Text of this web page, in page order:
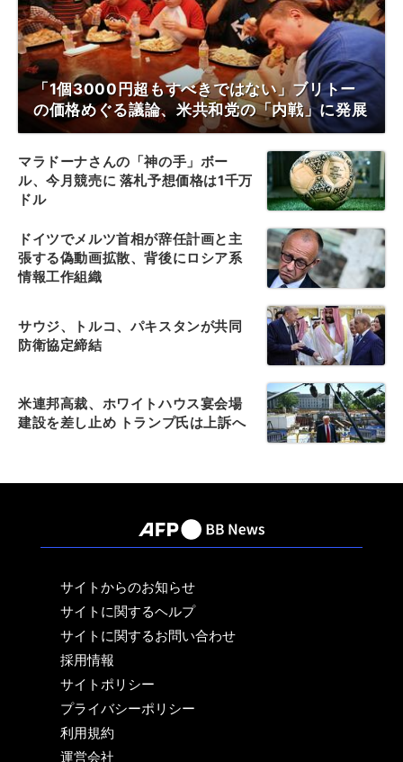
「1個3000円超もすべきではない」ブリトー
の価格めぐる議論、米共和党の「内戦」に発展
マラドーナさんの「神の手」ボー
ル、今月競売に 落札予想価格は1千万
ドル
ドイツでメルツ首相が辞任計画と主
張する偽動画拡散、背後にロシア系
情報工作組織
サウジ、トルコ、パキスタンが共同
防衛協定締結
米連邦高裁、ホワイトハウス宴会場
建設を差し止め トランプ氏は上訴へ
サイトからのお知らせ
サイトに関するヘルプ
サイトに関するお問い合わせ
採用情報
サイトポリシー
プライバシーポリシー
利用規約
運営会社